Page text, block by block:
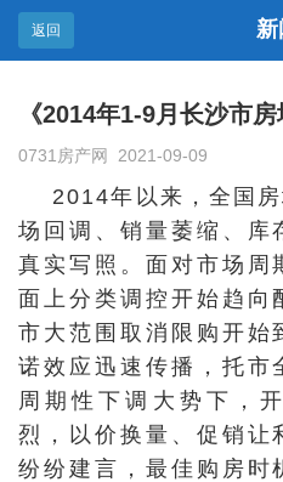
返回 新
《2014年1-9月长沙市
0731房产网 2021-09-09
2014年以来，全国房
场回调、销量萎缩、库
真实写照。面对市场周
面上分类调控开始趋向
市大范围取消限购开始
诺效应迅速传播，托市
周期性下调大势下，
烈，以价换量、促销让
纷纷建言，最佳购房时